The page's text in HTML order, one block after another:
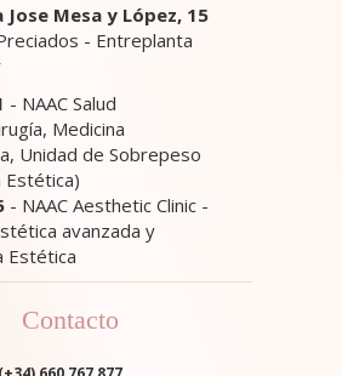
Jose Mesa y López, 15
- Entreplanta
- NAAC Salud
Medicina
Unidad de Sobrepeso
Estética)
- NAAC Aesthetic Clinic -
avanzada y
Estética
Contacto